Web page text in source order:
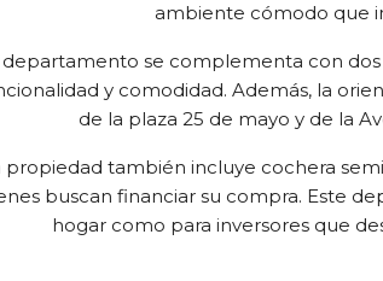
ambiente cómodo que
departamento se complementa con
y comodidad. Además, la
de la plaza 25 de mayo y de la
propiedad también incluye cochera
buscan financiar su compra. Este
hogar como para inversores que